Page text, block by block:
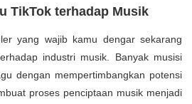
TikTok terhadap Musik
yang wajib kamu dengar sekarang
industri musik. Banyak musisi
dengan mempertimbangkan potensi
proses penciptaan musik menjadi